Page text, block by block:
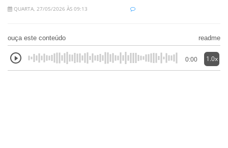
QUARTA, 27/05/2026 ÀS 09:13
ouça este conteúdo readme
0:00 1.0x